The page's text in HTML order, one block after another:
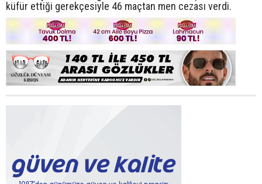
küfür ettiği gerekçesiyle 46 maçtan men cezası verdi.